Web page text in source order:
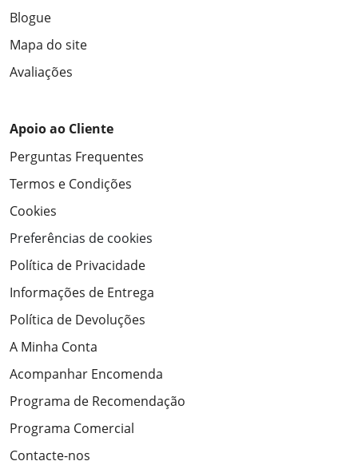
Blogue
Mapa do site
Avaliações
Apoio ao Cliente
Perguntas Frequentes
Termos e Condições
Cookies
Preferências de cookies
Política de Privacidade
Informações de Entrega
Política de Devoluções
A Minha Conta
Acompanhar Encomenda
Programa de Recomendação
Programa Comercial
Contacte-nos